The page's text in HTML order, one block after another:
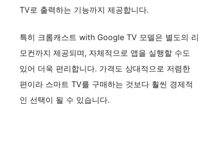
TV로 출력하는 기능까지 제공합니다.
특히 크롬캐스트 with Google TV 모델은 별도의 리
모컨까지 제공되며, 자체적으로 앱을 실행할 수도
있어 더욱 편리합니다. 가격도 상대적으로 저렴한
편이라 스마트 TV를 구매하는 것보다 훨씬 경제적
인 선택이 될 수 있습니다.